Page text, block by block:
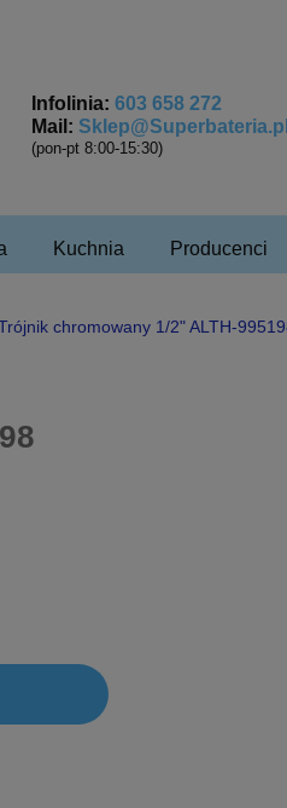
Infolinia: 603 658 272
Mail: Sklep@Superbateria.pl
(pon-pt 8:00-15:30)
Kuchnia Producenci
chromowany 1/2" ALTH-